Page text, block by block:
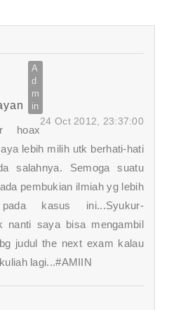
24 Oct 2012, 23:37:00
hoax
lebih milih utk berhati-hati
salahnya. Semoga suatu
pembukian ilmiah yg lebih
kasus ini...Syukur-
nanti saya bisa mengambil
judul the next exam kalau
lagi...#AMIIN